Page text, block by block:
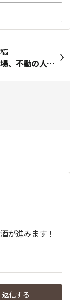
塚田農場、不動の人気料理 若鶏のチキン南蛮 おいしさの理由
が進みます！
返信する